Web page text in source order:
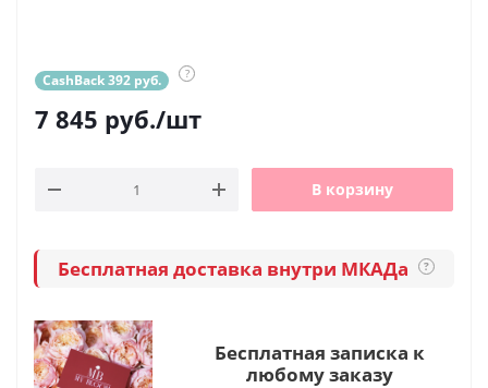
CashBack 392 руб. ?
7 845 руб./шт
В корзину
Бесплатная доставка внутри МКАДа ?
Бесплатная записка к
любому заказу